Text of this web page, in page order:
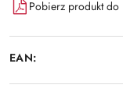
Pobierz produkt do
EAN: